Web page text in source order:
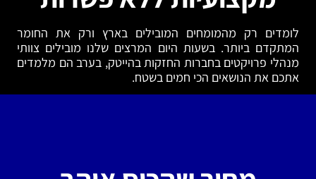
לומדים רק מהמומחים המובילים בארץ ורק את החומר
המתקדם ביותר. בשעות היום המרצים שלנו מובילים צוותי
מנהלי פרויקטים בחברות החזקות בהייטק, בערב הם מלמדים
אתכם את הנושאים הכי חמים בשטח.